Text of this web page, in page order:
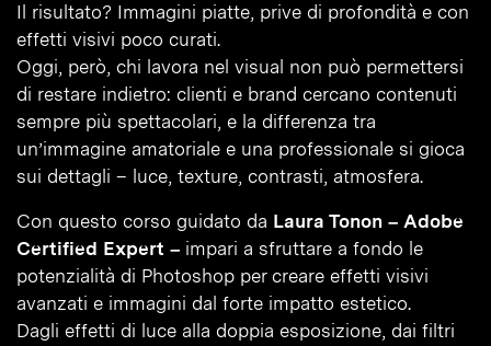
Il risultato? Immagini piatte, prive di profondità e con
effetti visivi poco curati.
Oggi, però, chi lavora nel visual non può permettersi
di restare indietro: clienti e brand cercano contenuti
sempre più spettacolari, e la differenza tra
un’immagine amatoriale e una professionale si gioca
sui dettagli – luce, texture, contrasti, atmosfera.
Con questo corso guidato da Laura Tonon – Adobe
Certified Expert – impari a sfruttare a fondo le
potenzialità di Photoshop per creare effetti visivi
avanzati e immagini dal forte impatto estetico.
Dagli effetti di luce alla doppia esposizione, dai filtri